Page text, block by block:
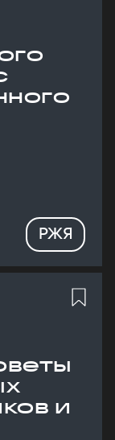
РЖЯ
и